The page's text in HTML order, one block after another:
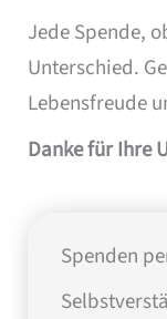
Jede Spende,
Unterschied.
Lebensfreude
Danke für Ihre
Spenden